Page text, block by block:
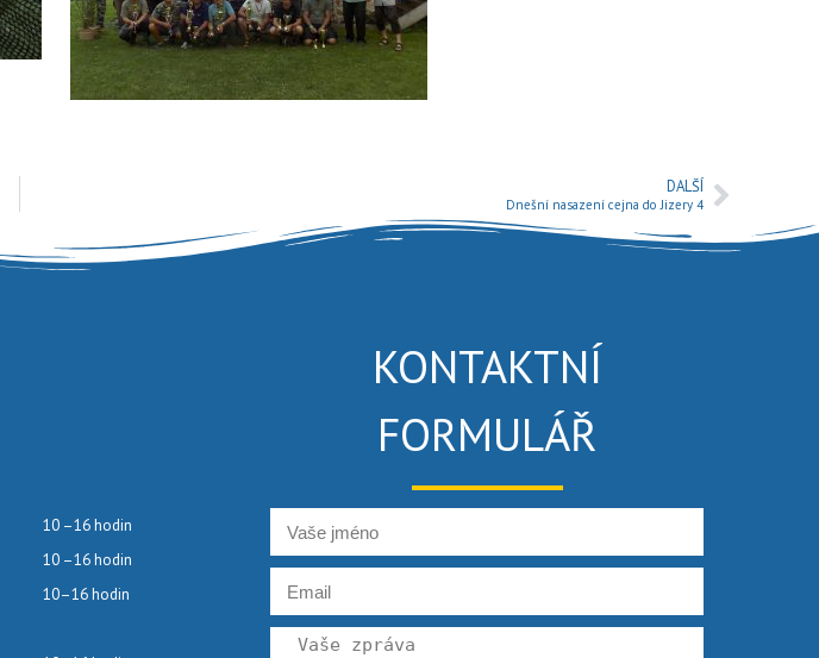
DALŠÍ
Dnešní nasazení cejna do Jizery 4
10 –16 hodin
10 –16 hodin
10–16 hodin
KONTAKTNÍ
FORMULÁŘ